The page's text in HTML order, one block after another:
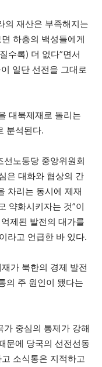
의 재산은 부족해지는
하층의 백성들에게
수록) 더 없다”면서
일단 선전을 그대로
대북제재로 돌리는
분석된다.
노동당 중앙위원회
은 대화와 협상의 간
차리는 동시에 제재
약화시키자는 것”이
제된 발전의 대가를
라고 언급한 바 있다.
가 북한의 경제 발전
의 주 원인이 됐다는
중심의 통제가 강해
문에 당국의 선전선동
소식통은 지적하고